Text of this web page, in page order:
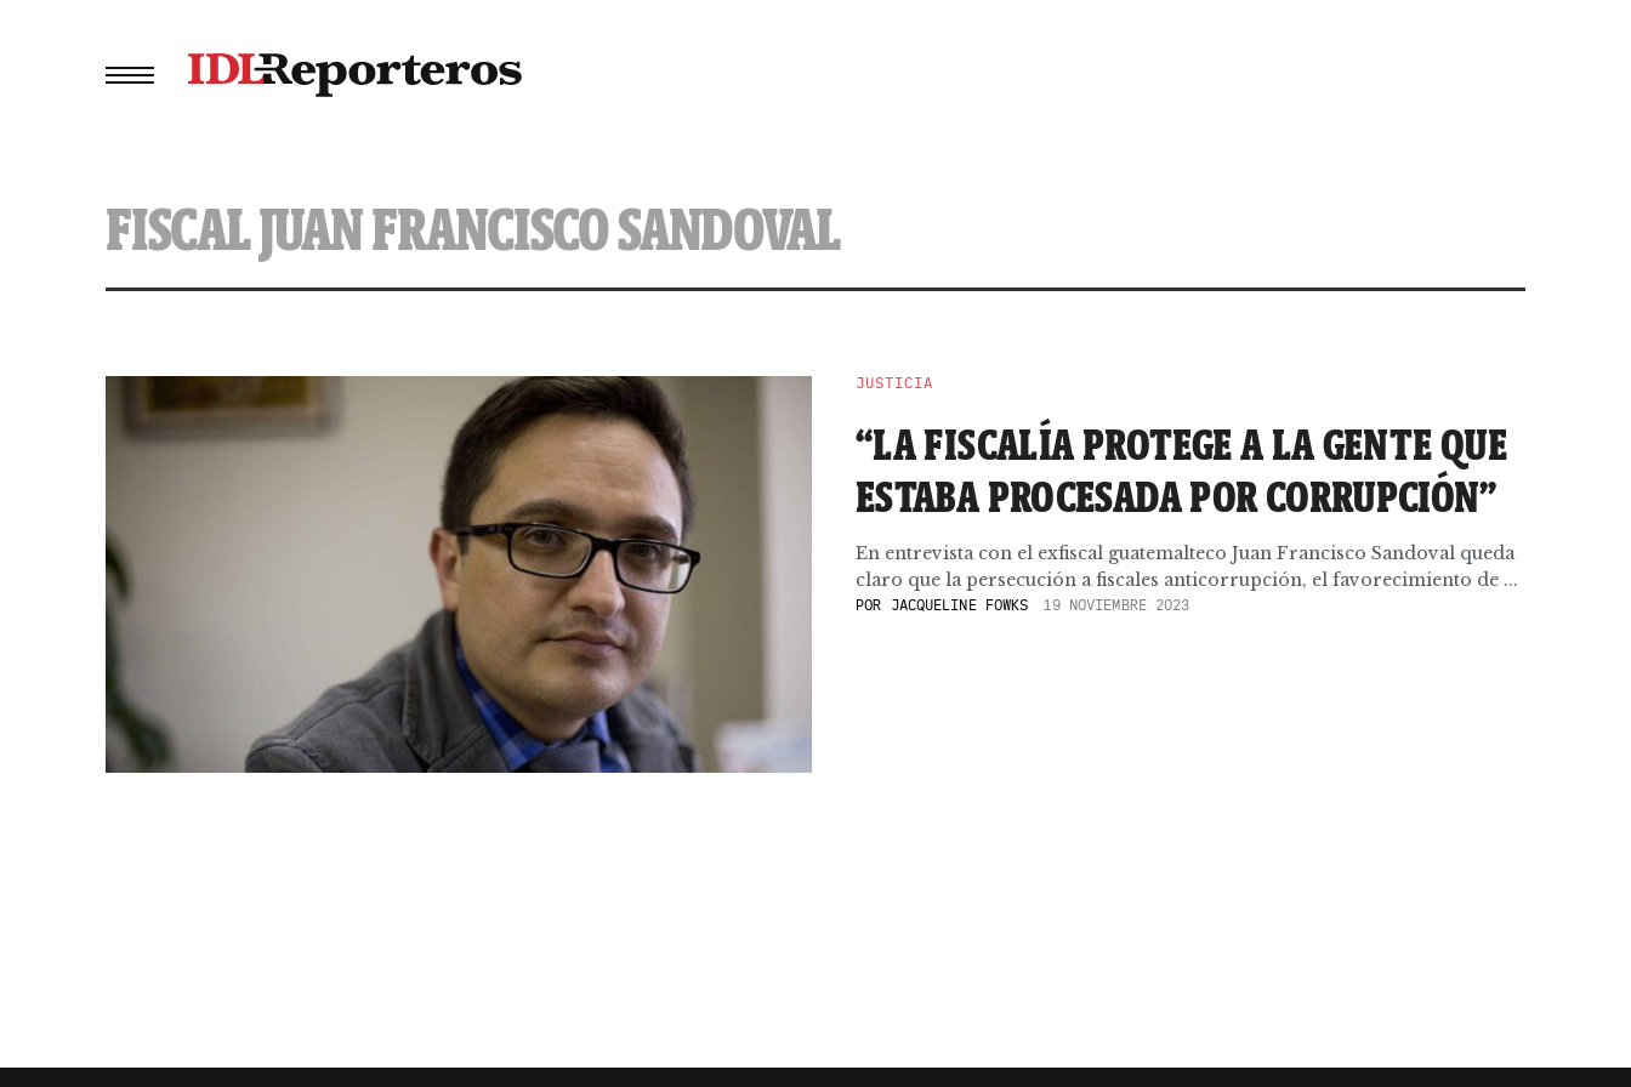
FISCAL JUAN FRANCISCO SANDOVAL
JUSTICIA
“LA FISCALÍA PROTEGE A LA GENTE QUE
ESTABA PROCESADA POR CORRUPCIÓN”
En entrevista con el exfiscal guatemalteco Juan Francisco Sandoval queda
claro que la persecución a fiscales anticorrupción, el favorecimiento de ...
POR JACQUELINE FOWKS 19 NOVIEMBRE 2023